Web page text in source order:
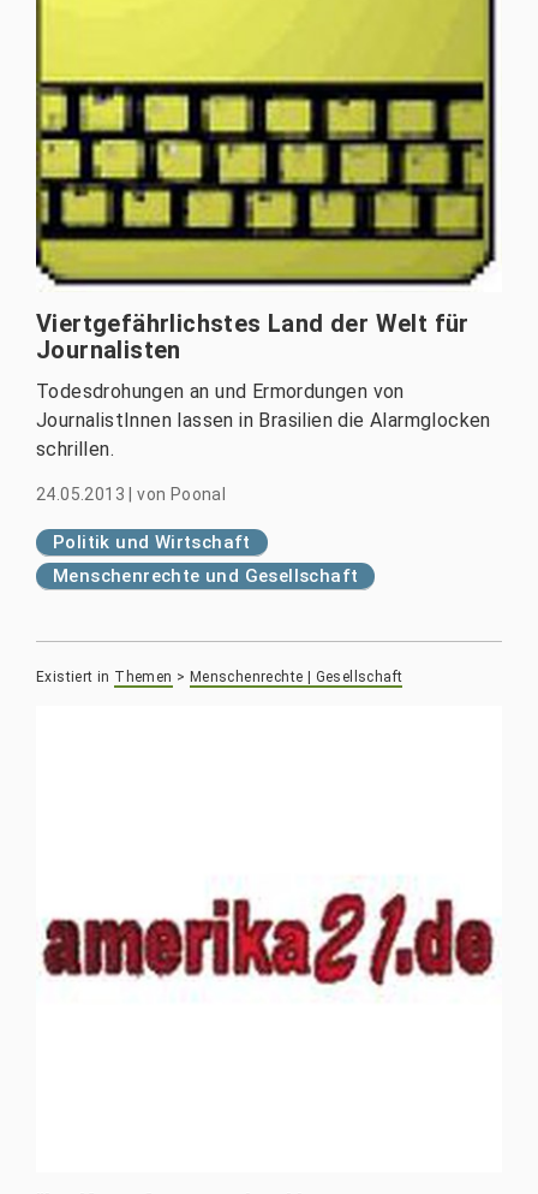
Viertgefährlichstes Land der Welt für
Journalisten
Todesdrohungen an und Ermordungen von
JournalistInnen lassen in Brasilien die Alarmglocken
schrillen.
24.05.2013 |von Poonal
Politik und Wirtschaft
Menschenrechte und Gesellschaft
Existiert in Themen > Menschenrechte | Gesellschaft